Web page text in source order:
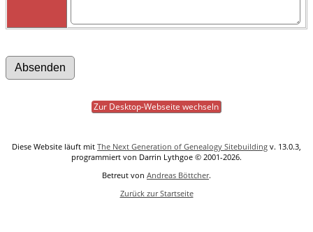
Zur Desktop-Webseite wechseln
Diese Website läuft mit The Next Generation of Genealogy Sitebuilding v. 13.0.3,
programmiert von Darrin Lythgoe © 2001-2026.
Betreut von Andreas Böttcher.
Zurück zur Startseite